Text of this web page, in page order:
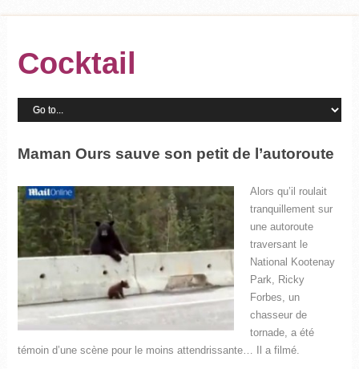
Cocktail
Maman Ours sauve son petit de l’autoroute
Alors qu’il roulait
tranquillement sur
une autoroute
traversant le
National Kootenay
Park, Ricky
Forbes, un
chasseur de
tornade, a été
témoin d’une scène pour le moins attendrissante… Il a filmé.